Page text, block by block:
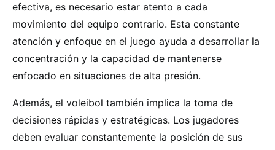
efectiva, es necesario estar atento a cada
movimiento del equipo contrario. Esta constante
atención y enfoque en el juego ayuda a desarrollar la
concentración y la capacidad de mantenerse
enfocado en situaciones de alta presión.
Además, el voleibol también implica la toma de
decisiones rápidas y estratégicas. Los jugadores
deben evaluar constantemente la posición de sus